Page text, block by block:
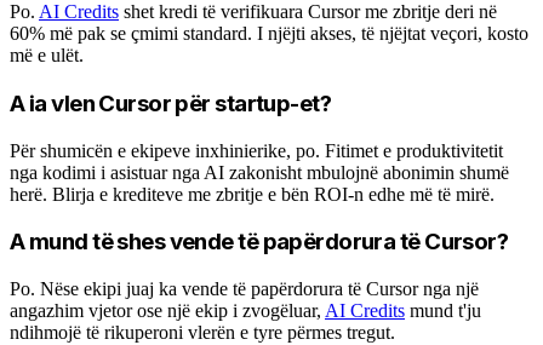
Po. AI Credits shet kredi të verifikuara Cursor me zbritje deri në
60% më pak se çmimi standard. I njëjti akses, të njëjtat veçori, kosto
më e ulët.
A ia vlen Cursor për startup-et?
Për shumicën e ekipeve inxhinierike, po. Fitimet e produktivitetit
nga kodimi i asistuar nga AI zakonisht mbulojnë abonimin shumë
herë. Blirja e krediteve me zbritje e bën ROI-n edhe më të mirë.
A mund të shes vende të papërdorura të Cursor?
Po. Nëse ekipi juaj ka vende të papërdorura të Cursor nga një
angazhim vjetor ose një ekip i zvogëluar, AI Credits mund t'ju
ndihmojë të rikuperoni vlerën e tyre përmes tregut.